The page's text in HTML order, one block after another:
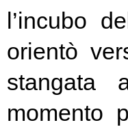
l’incubo
orientò
stangata
momento